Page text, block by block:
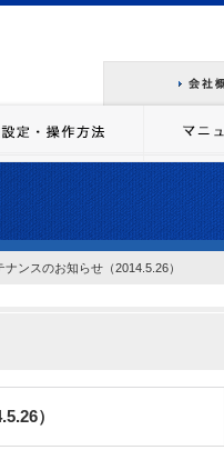
ナンスのお知らせ（2014.5.26）
）